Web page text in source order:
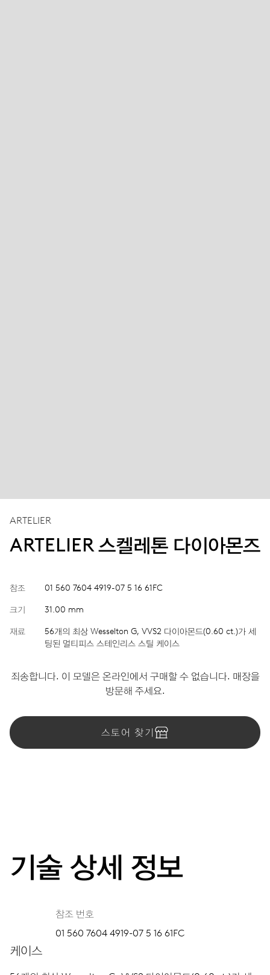
ARTELIER
ARTELIER 스켈레톤 다이아몬즈
참조 01 560 7604 4919-07 5 16 61FC
크기 31.00 mm
재료
56개의 최상 Wesselton G, VVS2 다이아몬드(0.60 ct.)가 세
팅된 멀티피스 스테인리스 스틸 케이스
죄송합니다. 이 모델은 온라인에서 구매할 수 없습니다. 매장을
방문해 주세요.
스토어 찾기
기술 상세 정보
참조 번호
01 560 7604 4919-07 5 16 61FC
케이스